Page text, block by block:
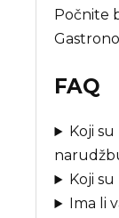
Počnite
FAQ
Koji
Koji
Ima li